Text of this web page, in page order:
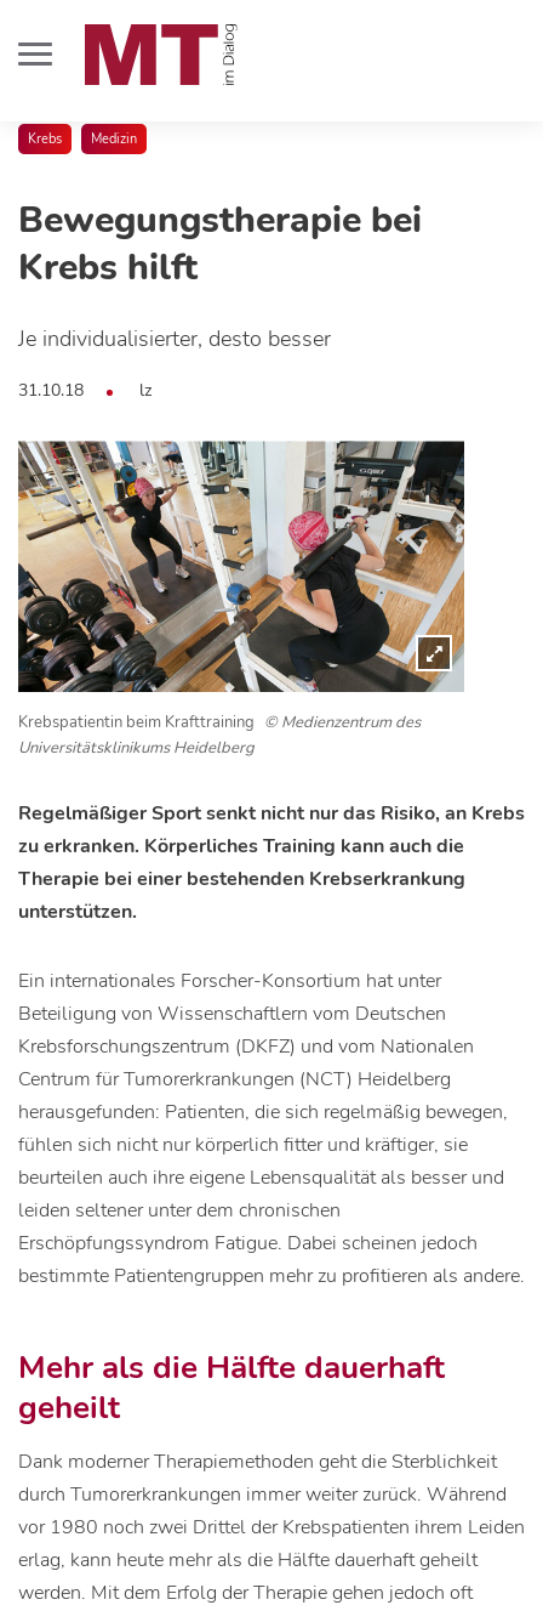
Krebs Medizin
Bewegungstherapie bei
Krebs hilft
Je individualisierter, desto besser
31.10.18 lz
Krebspatientin beim Krafttraining © Medienzentrum des
Universitätsklinikums Heidelberg
Regelmäßiger Sport senkt nicht nur das Risiko, an Krebs
zu erkranken. Körperliches Training kann auch die
Therapie bei einer bestehenden Krebserkrankung
unterstützen.
Ein internationales Forscher-Konsortium hat unter
Beteiligung von Wissenschaftlern vom Deutschen
Krebsforschungszentrum (DKFZ) und vom Nationalen
Centrum für Tumorerkrankungen (NCT) Heidelberg
herausgefunden: Patienten, die sich regelmäßig bewegen,
fühlen sich nicht nur körperlich fitter und kräftiger, sie
beurteilen auch ihre eigene Lebensqualität als besser und
leiden seltener unter dem chronischen
Erschöpfungssyndrom Fatigue. Dabei scheinen jedoch
bestimmte Patientengruppen mehr zu profitieren als andere.
Mehr als die Hälfte dauerhaft
geheilt
Dank moderner Therapiemethoden geht die Sterblichkeit
durch Tumorerkrankungen immer weiter zurück. Während
vor 1980 noch zwei Drittel der Krebspatienten ihrem Leiden
erlag, kann heute mehr als die Hälfte dauerhaft geheilt
werden. Mit dem Erfolg der Therapie gehen jedoch oft